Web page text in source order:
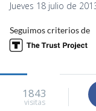
Jueves 18 julio de
Seguimos criterios de
1843
visitas